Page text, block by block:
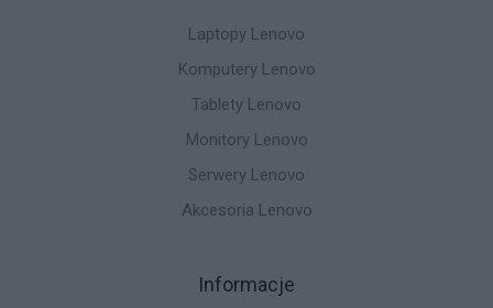
Laptopy Lenovo
Komputery Lenovo
Tablety Lenovo
Monitory Lenovo
Serwery Lenovo
Akcesoria Lenovo
Informacje